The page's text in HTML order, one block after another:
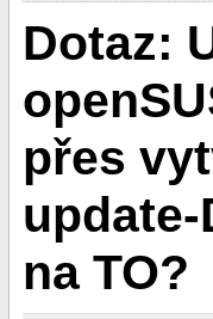
Dotaz:
přes
update-
na TO?